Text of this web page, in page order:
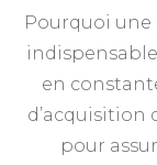
Pourquoi une
en
d’acquisition
pour